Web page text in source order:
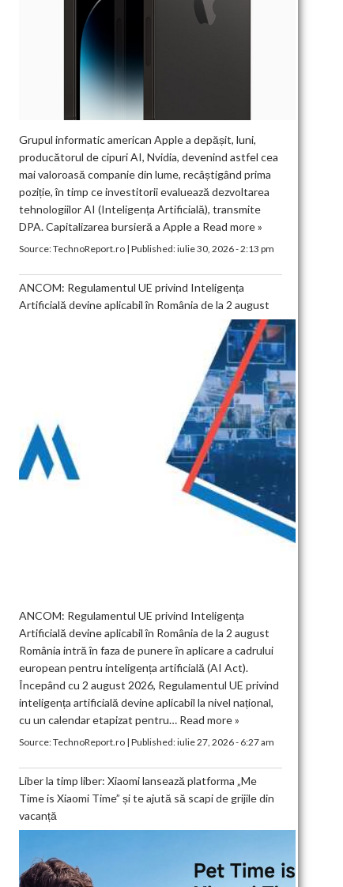
Grupul informatic american Apple a depășit, luni,
producătorul de cipuri AI, Nvidia, devenind astfel cea
mai valoroasă companie din lume, recâștigând prima
poziție, în timp ce investitorii evaluează dezvoltarea
tehnologiilor AI (Inteligența Artificială), transmite
DPA. Capitalizarea bursieră a Apple a Read more »
Source:TechnoReport.ro| Published:iulie 30, 2026 - 2:13 pm
ANCOM: Regulamentul UE privind Inteligența
Artificială devine aplicabil în România de la 2 august
ANCOM: Regulamentul UE privind Inteligența
Artificială devine aplicabil în România de la 2 august
România intră în faza de punere în aplicare a cadrului
european pentru inteligența artificială (AI Act).
Începând cu 2 august 2026, Regulamentul UE privind
inteligența artificială devine aplicabil la nivel național,
cu un calendar etapizat pentru… Read more »
Source:TechnoReport.ro| Published:iulie 27, 2026 - 6:27 am
Liber la timp liber: Xiaomi lansează platforma „Me
Time is Xiaomi Time” și te ajută să scapi de grijile din
vacanță